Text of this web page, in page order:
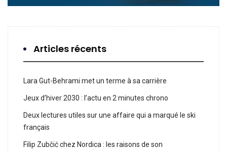
Articles récents
Lara Gut-Behrami met un terme à sa carrière
Jeux d’hiver 2030 : l’actu en 2 minutes chrono
Deux lectures utiles sur une affaire qui a marqué le ski
français
Filip Zubčić chez Nordica : les raisons de son